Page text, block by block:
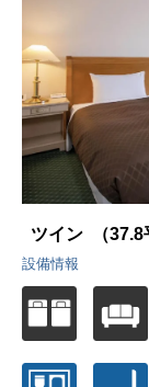
ツイン （
設備情報